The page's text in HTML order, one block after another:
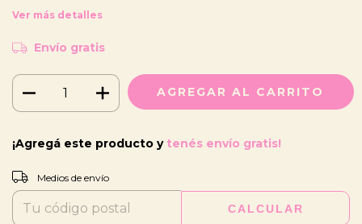
Ver más detalles
Envío gratis
¡Agregá este producto y tenés envío gratis!
Entregas para el CP:
Medios de envío
CALCULAR